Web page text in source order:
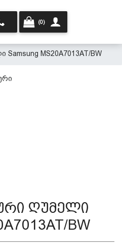
(0)
MS20A7013AT/BW
ღუმელი
BW